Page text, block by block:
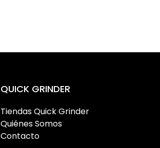
QUICK GRINDER
Tiendas Quick Grinder
Quiénes Somos
Contacto